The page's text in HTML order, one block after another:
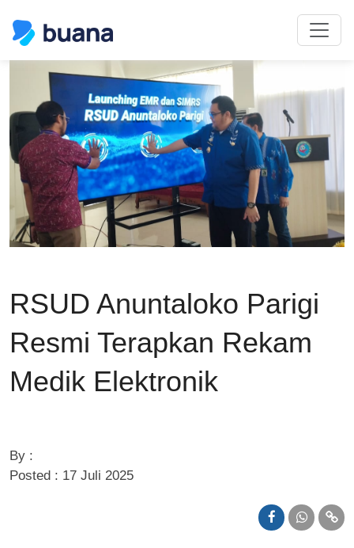
RSUD Anuntaloko Parigi
Resmi Terapkan Rekam
Medik Elektronik
By :
Posted : 17 Juli 2025